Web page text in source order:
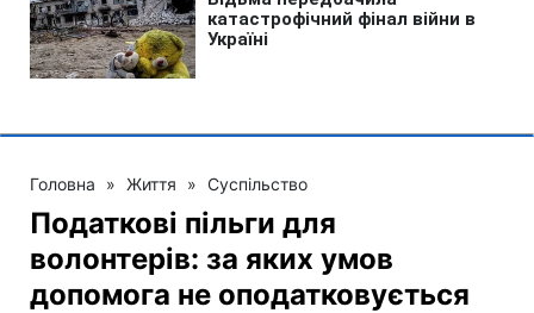
Головна » Життя » Суспільство
Податкові пільги для
волонтерів: за яких умов
допомога не оподатковується